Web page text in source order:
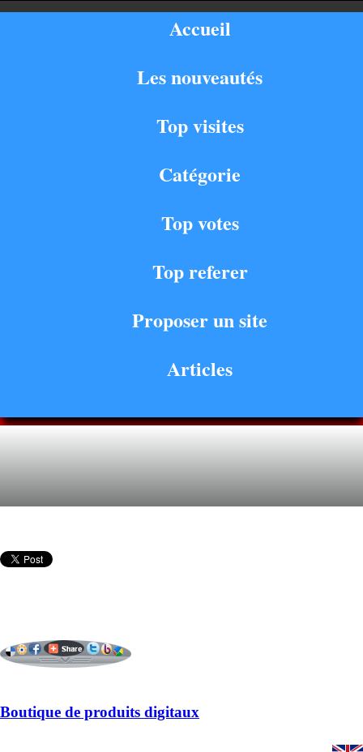
Accueil
Les nouveautés
Top visites
Catégorie
Top votes
Top referer
Proposer un site
Articles
Boutique de produits digitaux